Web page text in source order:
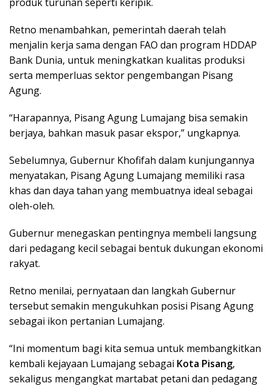
Retno menambahkan, pemerintah daerah telah
menjalin kerja sama dengan FAO dan program HDDAP
Bank Dunia, untuk meningkatkan kualitas produksi
serta memperluas sektor pengembangan Pisang
Agung.
“Harapannya, Pisang Agung Lumajang bisa semakin
berjaya, bahkan masuk pasar ekspor,” ungkapnya.
Sebelumnya, Gubernur Khofifah dalam kunjungannya
menyatakan, Pisang Agung Lumajang memiliki rasa
khas dan daya tahan yang membuatnya ideal sebagai
oleh-oleh.
Gubernur menegaskan pentingnya membeli langsung
dari pedagang kecil sebagai bentuk dukungan ekonomi
rakyat.
Retno menilai, pernyataan dan langkah Gubernur
tersebut semakin mengukuhkan posisi Pisang Agung
sebagai ikon pertanian Lumajang.
“Ini momentum bagi kita semua untuk membangkitkan
kembali kejayaan Lumajang sebagai Kota Pisang,
sekaligus mengangkat martabat petani dan pedagang